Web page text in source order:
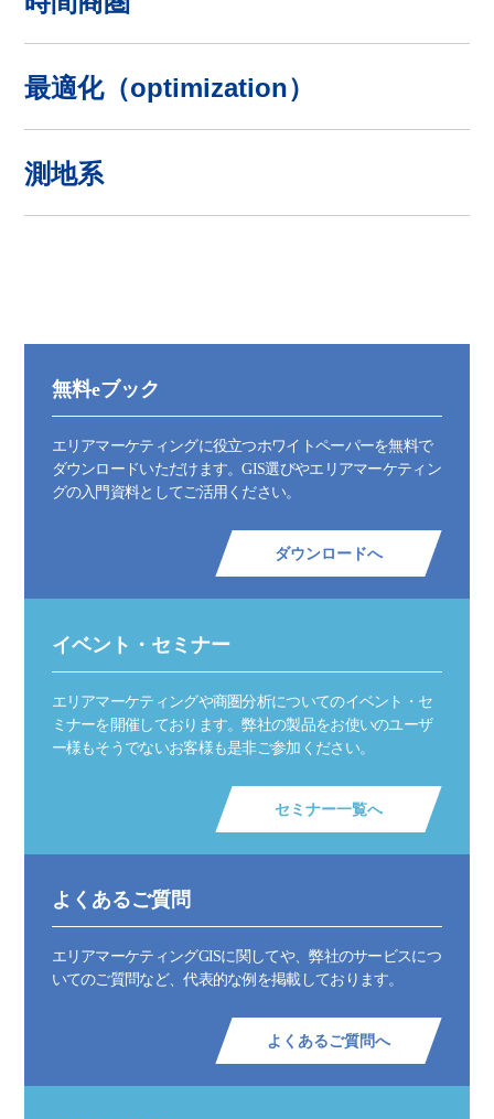
最適化（optimization）
測地系
無料eブック
エリアマーケティングに役立つホワイトペーパーを無料で
ダウンロードいただけます。GIS選びやエリアマーケティン
グの入門資料としてご活用ください。
ダウンロードへ
イベント・セミナー
エリアマーケティングや商圏分析についてのイベント・セ
ミナーを開催しております。弊社の製品をお使いのユーザ
ー様もそうでないお客様も是非ご参加ください。
セミナー一覧へ
よくあるご質問
エリアマーケティングGISに関してや、弊社のサービスにつ
いてのご質問など、代表的な例を掲載しております。
よくあるご質問へ